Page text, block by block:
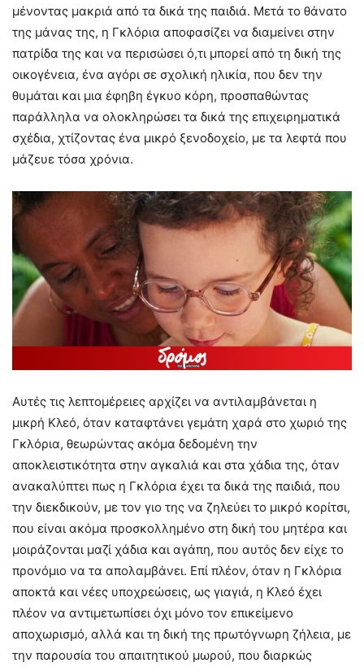
μένοντας μακριά από τα δικά της παιδιά. Μετά το θάνατο
της μάνας της, η Γκλόρια αποφασίζει να διαμείνει στην
πατρίδα της και να περισώσει ό,τι μπορεί από τη δική της
οικογένεια, ένα αγόρι σε σχολική ηλικία, που δεν την
θυμάται και μια έφηβη έγκυο κόρη, προσπαθώντας
παράλληλα να ολοκληρώσει τα δικά της επιχειρηματικά
σχέδια, χτίζοντας ένα μικρό ξενοδοχείο, με τα λεφτά που
μάζευε τόσα χρόνια.
Αυτές τις λεπτομέρειες αρχίζει να αντιλαμβάνεται η
μικρή Κλεό, όταν καταφτάνει γεμάτη χαρά στο χωριό της
Γκλόρια, θεωρώντας ακόμα δεδομένη την
αποκλειστικότητα στην αγκαλιά και στα χάδια της, όταν
ανακαλύπτει πως η Γκλόρια έχει τα δικά της παιδιά, που
την διεκδικούν, με τον γιο της να ζηλεύει το μικρό κορίτσι,
που είναι ακόμα προσκολλημένο στη δική του μητέρα και
μοιράζονται μαζί χάδια και αγάπη, που αυτός δεν είχε το
προνόμιο να τα απολαμβάνει. Επί πλέον, όταν η Γκλόρια
αποκτά και νέες υποχρεώσεις, ως γιαγιά, η Κλεό έχει
πλέον να αντιμετωπίσει όχι μόνο τον επικείμενο
αποχωρισμό, αλλά και τη δική της πρωτόγνωρη ζήλεια, με
την παρουσία του απαιτητικού μωρού, που διαρκώς